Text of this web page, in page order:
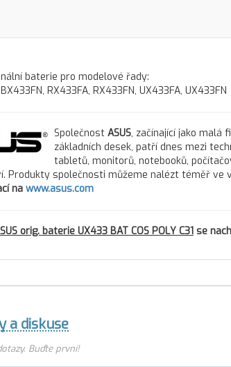
baterie pro modelové řady:
RX433FA, RX433FN, UX433FA, UX433FN
Společnost ASUS, začínající jako malá
základních desek, patří dnes mezi
tabletů, monitorů, notebooků,
Produkty společnosti můžeme nalézt téměř ve
na www.asus.com
orig. baterie UX433 BAT COS POLY C31 se
a diskuse
Buďte první!